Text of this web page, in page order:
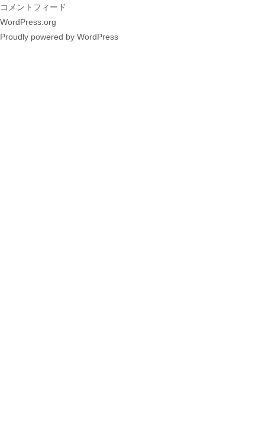
コメントフィード
WordPress.org
Proudly powered by WordPress